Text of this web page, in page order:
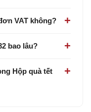
VAT không?
bao lâu?
Hộp quà tết